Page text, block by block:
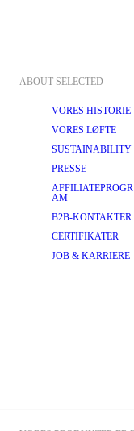
ABOUT SELECTED
VORES HISTORIE
VORES LØFTE
SUSTAINABILITY
PRESSE
AFFILIATEPROGR
AM
B2B-KONTAKTER
CERTIFIKATER
JOB & KARRIERE